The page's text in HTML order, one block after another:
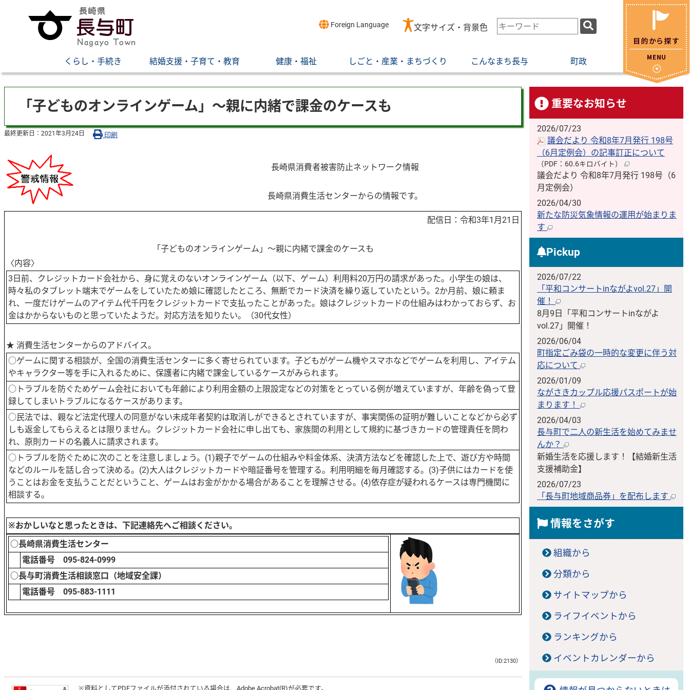
Foreign Language 文字サイズ・背景色
検
索
ー
ワ
ー
くらし・手続き 結婚支援・子育て・教育 健康・福祉 しごと・産業・まちづくり こんなまち長与 町政
「子どものオンラインゲーム」〜親に内緒で課金のケースも
最終更新日： 2021年3月24日 印刷
長崎県消費者被害防止ネットワーク情報
長崎県消費生活センターからの情報です。
配信日：令和3年1月21日
「子どものオンラインゲーム」〜親に内緒で課金のケースも
〈内容〉
3日前、クレジットカード会社から、身に覚えのないオンラインゲーム（以下、ゲーム）利用料20万円の請求があった。小学生の娘は、
時々私のタブレット端末でゲームをしていたため娘に確認したところ、無断でカード決済を繰り返していたという。2か月前、娘に頼ま
れ、一度だけゲームのアイテム代千円をクレジットカードで支払ったことがあった。娘はクレジットカードの仕組みはわかっておらず、お
金はかからないものと思っていたようだ。対応方法を知りたい。（30代女性）
★ 消費生活センターからのアドバイス。
○ゲームに関する相談が、全国の消費生活センターに多く寄せられています。子どもがゲーム機やスマホなどでゲームを利用し、アイテム
やキャラクター等を手に入れるために、保護者に内緒で課金しているケースがみられます。
○トラブルを防ぐためゲーム会社においても年齢により利用金額の上限設定などの対策をとっている例が増えていますが、年齢を偽って登
録してしまいトラブルになるケースがあります。
○民法では、親など法定代理人の同意がない未成年者契約は取消しができるとされていますが、事実関係の証明が難しいことなどから必ず
しも返金してもらえるとは限りません。クレジットカード会社に申し出ても、家族間の利用として規約に基づきカードの管理責任を問わ
れ、原則カードの名義人に請求されます。
○トラブルを防ぐために次のことを注意しましょう。(1)親子でゲームの仕組みや料金体系、決済方法などを確認した上で、遊び方や時間
などのルールを話し合って決める。(2)大人はクレジットカードや暗証番号を管理する。利用明細を毎月確認する。(3)子供にはカードを使
うことはお金を支払うことだということ、ゲームはお金がかかる場合があることを理解させる。(4)依存症が疑われるケースは専門機関に
相談する。
※おかしいなと思ったときは、下記連絡先へご相談ください。
○長崎県消費生活センター
電話番号 095-824-0999
○長与町消費生活相談窓口（地域安全課）
電話番号 095-883-1111
（ID:2130）
※資料としてPDFファイルが添付されている場合は、 Adobe Acrobat(R)が必要です。
重要なお知らせ
2026/07/23
議会だより 令和8年7月発行 198号
（6月定例会）の記事訂正について
（PDF：60.6キロバイト）
議会だより 令和8年7月発行 198号（6
月定例会）
2026/04/30
新たな防災気象情報の運用が始まりま
す
Pickup
2026/07/22
「平和コンサートinながよvol.27」開
催！
8月9日「平和コンサートinながよ
vol.27」開催！
2026/06/04
町指定ごみ袋の一時的な変更に伴う対
応について
2026/01/09
ながさきカップル応援パスポートが始
まります！
2026/04/03
長与町で二人の新生活を始めてみませ
んか？
新婚生活を応援します！【結婚新生活
支援補助金】
2026/07/23
「長与町地域商品券」を配布します
情報をさがす
組織から
分類から
サイトマップから
ライフイベントから
ランキングから
イベントカレンダーから